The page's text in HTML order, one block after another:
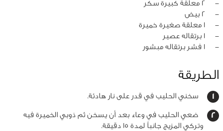
‏-
2 معلقة كبيرة سكر
‏-
2 بيض
‏-
1 معلقة صغيرة خميرة
‏-
1 برتقاله عصير
‏-
1 فشر برتقاله مبشور
الطريقة
سخني الحليب في قدر على نار هادئة.
ضعي الحليب في وعاء بعد أن يسخن ثم ذوبي الخميرة فيه
وتركي المزيج جانباً لمدة 15 دقيقة.